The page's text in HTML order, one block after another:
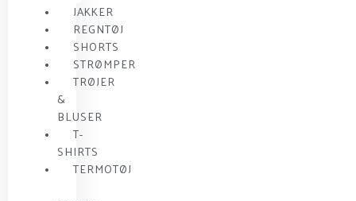
JAKKER
REGNTØJ
SHORTS
STRØMPER
TRØJER
&
BLUSER
T-
SHIRTS
TERMOTØJ